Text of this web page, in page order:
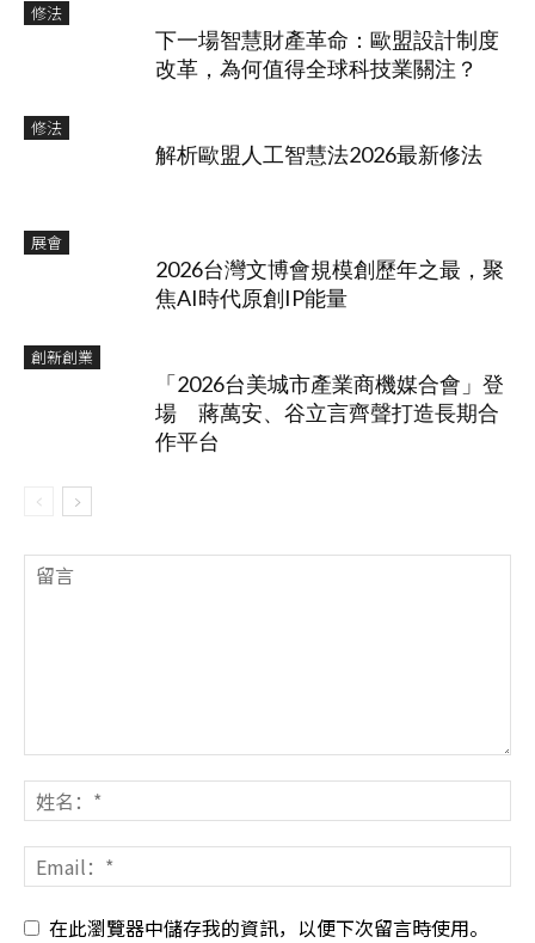
修法
下一場智慧財產革命：歐盟設計制度
改革，為何值得全球科技業關注？
修法
解析歐盟人工智慧法2026最新修法
展會
2026台灣文博會規模創歷年之最，聚
焦AI時代原創IP能量
創新創業
「2026台美城市產業商機媒合會」登
場 蔣萬安、谷立言齊聲打造長期合
作平台
在此瀏覽器中儲存我的資訊，以便下次留言時使用。